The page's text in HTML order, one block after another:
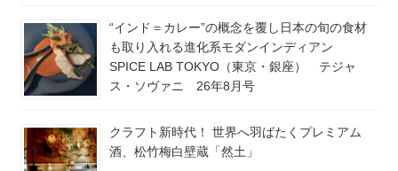
“インド＝カレー”の概念を覆し日本の旬の食材
も取り入れる進化系モダンインディアン
SPICE LAB TOKYO（東京・銀座） テジャ
ス・ソヴァニ 26年8月号
クラフト新時代！ 世界へ羽ばたくプレミアム
酒、松竹梅白壁蔵「然土」